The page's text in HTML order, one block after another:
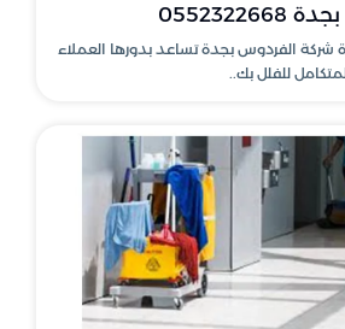
الفردوس بجدة تساعد بدورها العملاء
للفلل بك..